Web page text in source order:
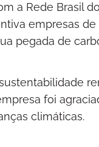
a Rede Brasil
empresas
pegada de
foi
climáticas.